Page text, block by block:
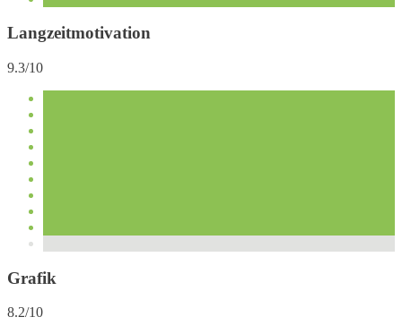
Langzeitmotivation
9.3/10
Grafik
8.2/10